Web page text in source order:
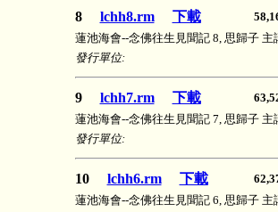
8 lchh8.rm 下載
蓮池海會--念佛往生見聞記 8, 思歸子 主
發行單位:
9 lchh7.rm 下載
蓮池海會--念佛往生見聞記 7, 思歸子 主
發行單位:
10 lchh6.rm 下載
蓮池海會--念佛往生見聞記 6, 思歸子 主